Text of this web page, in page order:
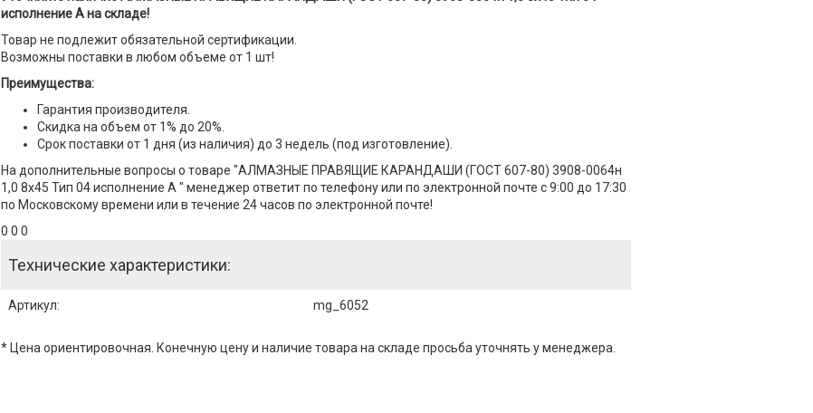
исполнение А на складе!
Товар не подлежит обязательной сертификации.
Возможны поставки в любом объеме от 1 шт!
Преимущества:
Гарантия производителя.
Скидка на объем от 1% до 20%.
Срок поставки от 1 дня (из наличия) до 3 недель (под изготовление).
На дополнительные вопросы о товаре "АЛМАЗНЫЕ ПРАВЯЩИЕ КАРАНДАШИ (ГОСТ 607-80) 3908-0064н
1,0 8х45 Тип 04 исполнение А " менеджер ответит по телефону или по электронной почте с 9:00 до 17:30
по Московскому времени или в течение 24 часов по электронной почте!
0 0 0
Технические характеристики:
Артикул: mg_6052
* Цена ориентировочная. Конечную цену и наличие товара на складе просьба уточнять у менеджера.